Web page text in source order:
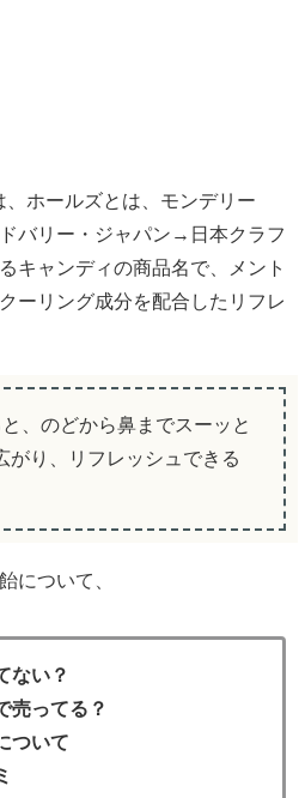
、ホールズとは、モンデリー
バリー・ジャパン→日本クラフ
キャンディの商品名で、メント
ーリング成分を配合したリフレ
、のどから鼻までスーッと
がり、リフレッシュできる
について、
ない？
売ってる？
ついて